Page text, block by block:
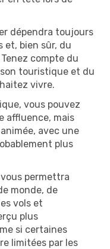
dépendra toujours
et, bien sûr, du
compte du
touristique et du
vivre.
vous pouvez
affluence, mais
avec une
plus
permettra
monde, de
vols et
plus
si certaines
limitées par les